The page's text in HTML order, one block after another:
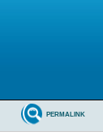
PERMALINK